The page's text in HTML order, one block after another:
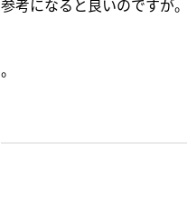
参考になると良いのですが。
。